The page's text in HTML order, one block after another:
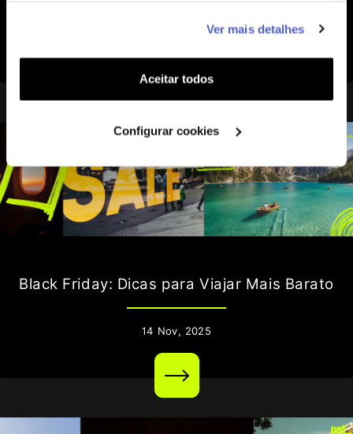
funcionalidades (cookies de personalização e
funcionalidade) e adaptar anúncios aos seus interesses
(cookies de publicidade personalizada). Pode gerir a
Ver mais detalhes
Aceitar todos
Configurar cookies
2025
Black Friday: Dicas para Viajar Mais Barato
14 Nov, 2025